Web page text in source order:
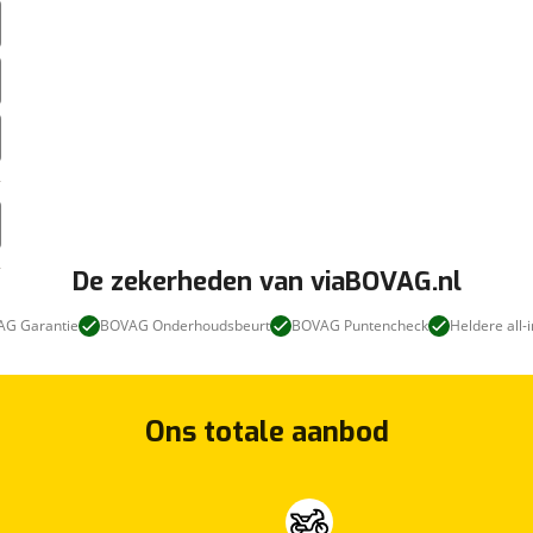
De zekerheden van viaBOVAG.nl
Garantie BOVAG Onderhoudsbeurt BOVAG Puntencheck Heldere all-
Ons totale aanbod